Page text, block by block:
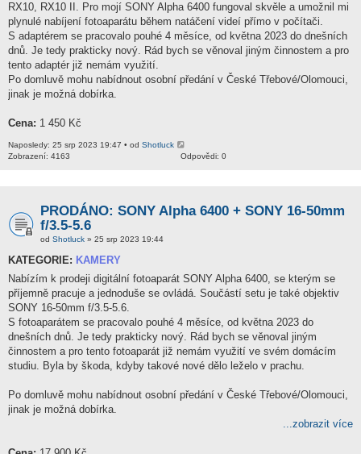
RX10, RX10 II. Pro mojí SONY Alpha 6400 fungoval skvěle a umožnil mi
plynulé nabíjení fotoaparátu během natáčení videí přímo v počítači.
S adaptérem se pracovalo pouhé 4 měsíce, od května 2023 do dnešních
dnů. Je tedy prakticky nový. Rád bych se věnoval jiným činnostem a pro
tento adaptér již nemám využití.
Po domluvě mohu nabídnout osobní předání v České Třebové/Olomouci,
jinak je možná dobírka.
Cena: 1 450 Kč
Naposledy: 25 srp 2023 19:47 • od Shotluck
Odpovědi: 0
Zobrazení: 4163
PRODÁNO: SONY Alpha 6400 + SONY 16-50mm
f/3.5-5.6
od Shotluck » 25 srp 2023 19:44
KATEGORIE: KAMERY
Nabízím k prodeji digitální fotoaparát SONY Alpha 6400, se kterým se
příjemně pracuje a jednoduše se ovládá. Součástí setu je také objektiv
SONY 16-50mm f/3.5-5.6.
S fotoaparátem se pracovalo pouhé 4 měsíce, od května 2023 do
dnešních dnů. Je tedy prakticky nový. Rád bych se věnoval jiným
činnostem a pro tento fotoaparát již nemám využití ve svém domácím
studiu. Byla by škoda, kdyby takové nové dělo leželo v prachu.
Po domluvě mohu nabídnout osobní předání v České Třebové/Olomouci,
jinak je možná dobírka.
...zobrazit více